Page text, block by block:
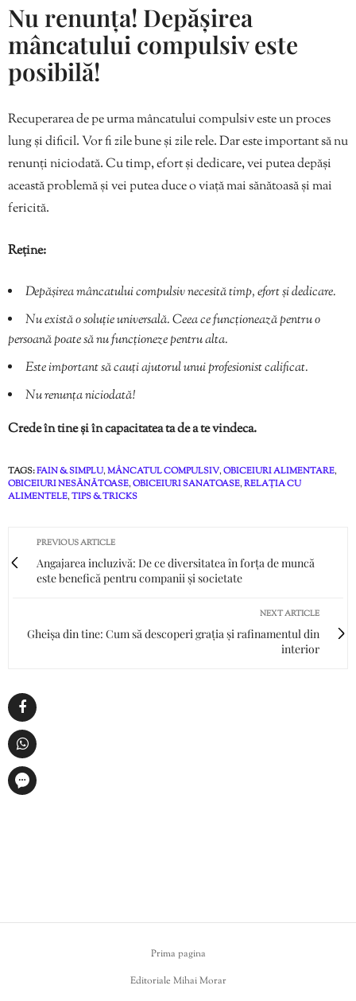
Nu renunța! Depășirea
mâncatului compulsiv este
posibilă!
Recuperarea de pe urma mâncatului compulsiv este un proces
lung și dificil. Vor fi zile bune și zile rele. Dar este important să nu
renunți niciodată. Cu timp, efort și dedicare, vei putea depăși
această problemă și vei putea duce o viață mai sănătoasă și mai
fericită.
Reține:
Depășirea mâncatului compulsiv necesită timp, efort și dedicare.
Nu există o soluție universală. Ceea ce funcționează pentru o
persoană poate să nu funcționeze pentru alta.
Este important să cauți ajutorul unui profesionist calificat.
Nu renunța niciodată!
Crede în tine și în capacitatea ta de a te vindeca.
TAGS:FAIN & SIMPLU,MÂNCATUL COMPULSIV,OBICEIURI ALIMENTARE,
OBICEIURI NESĂNĂTOASE,OBICEIURI SANATOASE,RELAȚIA CU
ALIMENTELE,TIPS & TRICKS
PREVIOUS ARTICLE
Angajarea incluzivă: De ce diversitatea în forța de muncă
este benefică pentru companii și societate
NEXT ARTICLE
Gheișa din tine: Cum să descoperi grația și rafinamentul din
interior
Prima pagina
Editoriale Mihai Morar